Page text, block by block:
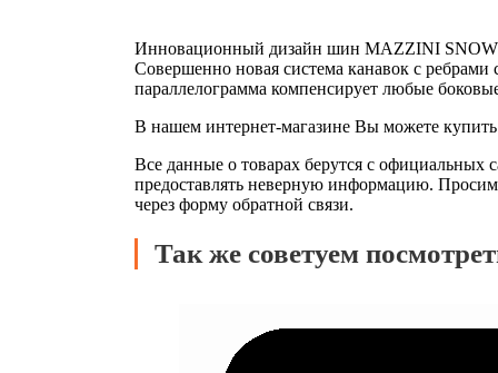
Инновационный дизайн шин MAZZINI
Совершенно новая система канавок с
параллелограмма компенсирует любые
В нашем интернет-магазине Вы можете
Все данные о товарах берутся с официальных
предоставлять неверную информацию.
через форму обратной связи.
Так же советуем